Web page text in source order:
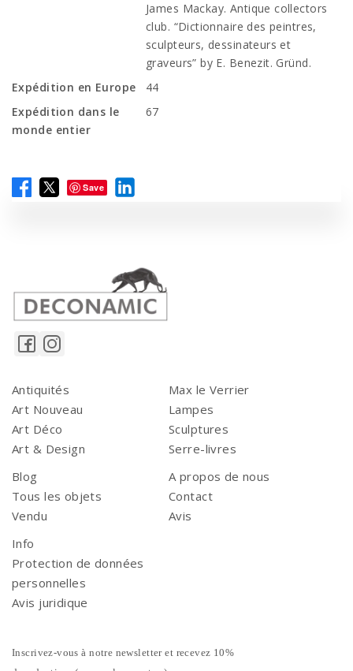
James Mackay. Antique collectors
club. “Dictionnaire des peintres,
sculpteurs, dessinateurs et
graveurs” by E. Benezit. Gründ.
Expédition en Europe
44
Expédition dans le
monde entier
67
Save
Antiquités
Art Nouveau
Art Déco
Art & Design
Max le Verrier
Lampes
Sculptures
Serre-livres
Blog
Tous les objets
Vendu
A propos de nous
Contact
Avis
Info
Protection de données
personnelles
Avis juridique
Inscrivez-vous à notre newsletter et recevez 10%